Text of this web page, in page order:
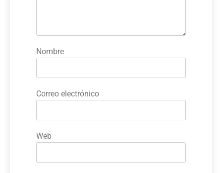
Nombre
Correo electrónico
Web